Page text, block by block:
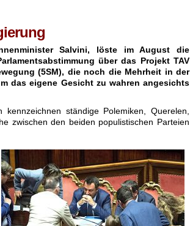
Salvini, löste im August die
über das Projekt TAV
(5SM), die noch die Mehrheit in der
das eigene Gesicht zu wahren angesichts
ständige Polemiken, Querelen,
zwischen den beiden populistischen Parteien